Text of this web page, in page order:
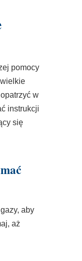
pomocy
w
instrukcji
się
aby
aż